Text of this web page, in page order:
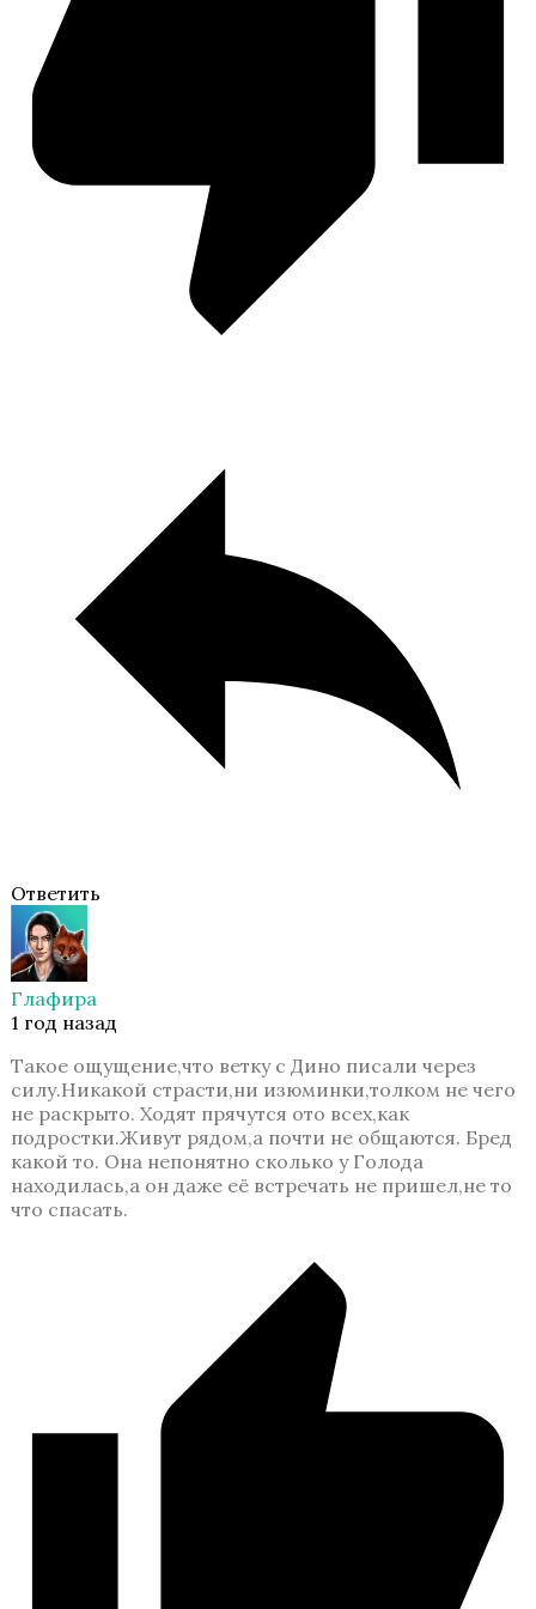
Ответить
Глафира
1 год назад
Такое ощущение,что ветку с Дино писали через
силу.Никакой страсти,ни изюминки,толком не чего
не раскрыто. Ходят прячутся ото всех,как
подростки.Живут рядом,а почти не общаются. Бред
какой то. Она непонятно сколько у Голода
находилась,а он даже её встречать не пришел,не то
что спасать.